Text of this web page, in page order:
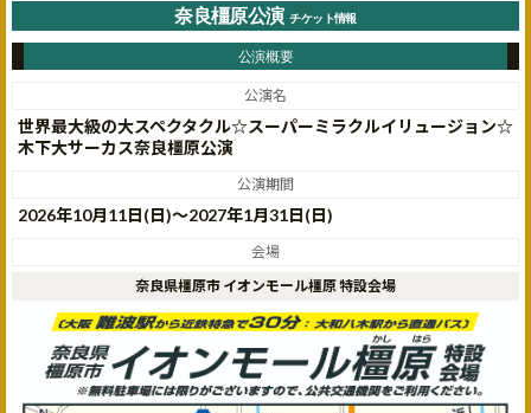
奈良橿原公演チケット情報
公演概要
公演名
世界最大級の大スペクタクル☆スーパーミラクルイリュージョン☆
木下大サーカス奈良橿原公演
公演期間
2026年10月11日(日)〜2027年1月31日(日)
会場
奈良県橿原市 イオンモール橿原 特設会場